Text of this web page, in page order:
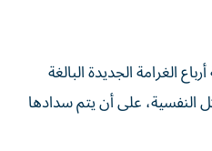
الغرامة الجديدة البالغة
النفسية، على أن يتم سدادها